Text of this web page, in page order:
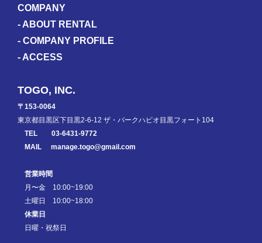
COMPANY
-ABOUT RENTAL
- COMPANY PROFILE
-ACCESS
TOGO, INC.
〒153-0064
東京都目黒区下目黒2-6-12 ザ・パークハビオ目黒フォート104
TEL 03-6431-9772
MAIL
manage.togo@gmail.com
営業時間
月〜金 10:00~19:00
土曜日 10:00~18:00
休業日
日曜・祝祭日